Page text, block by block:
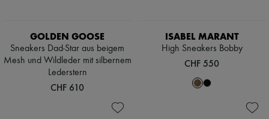
GOLDEN GOOSE
Sneakers Dad-Star aus beigem
Mesh und Wildleder mit silbernem
Lederstern
CHF 610
ISABEL MARANT
High Sneakers Bobby
CHF 550